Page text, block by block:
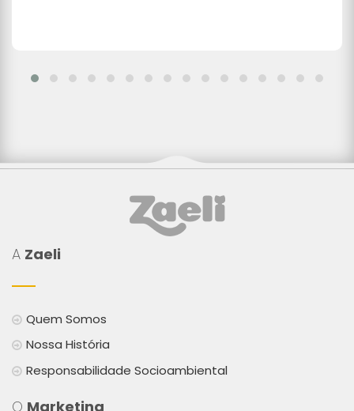
A Zaeli
Quem Somos
Nossa História
Responsabilidade Socioambiental
O Marketing